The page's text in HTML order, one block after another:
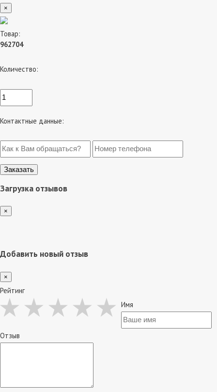
×
Товар:
962704
Количество:
Контактные данные:
Загрузка отзывов
×
Добавить новый отзыв
×
Рейтинг
Имя
Отзыв